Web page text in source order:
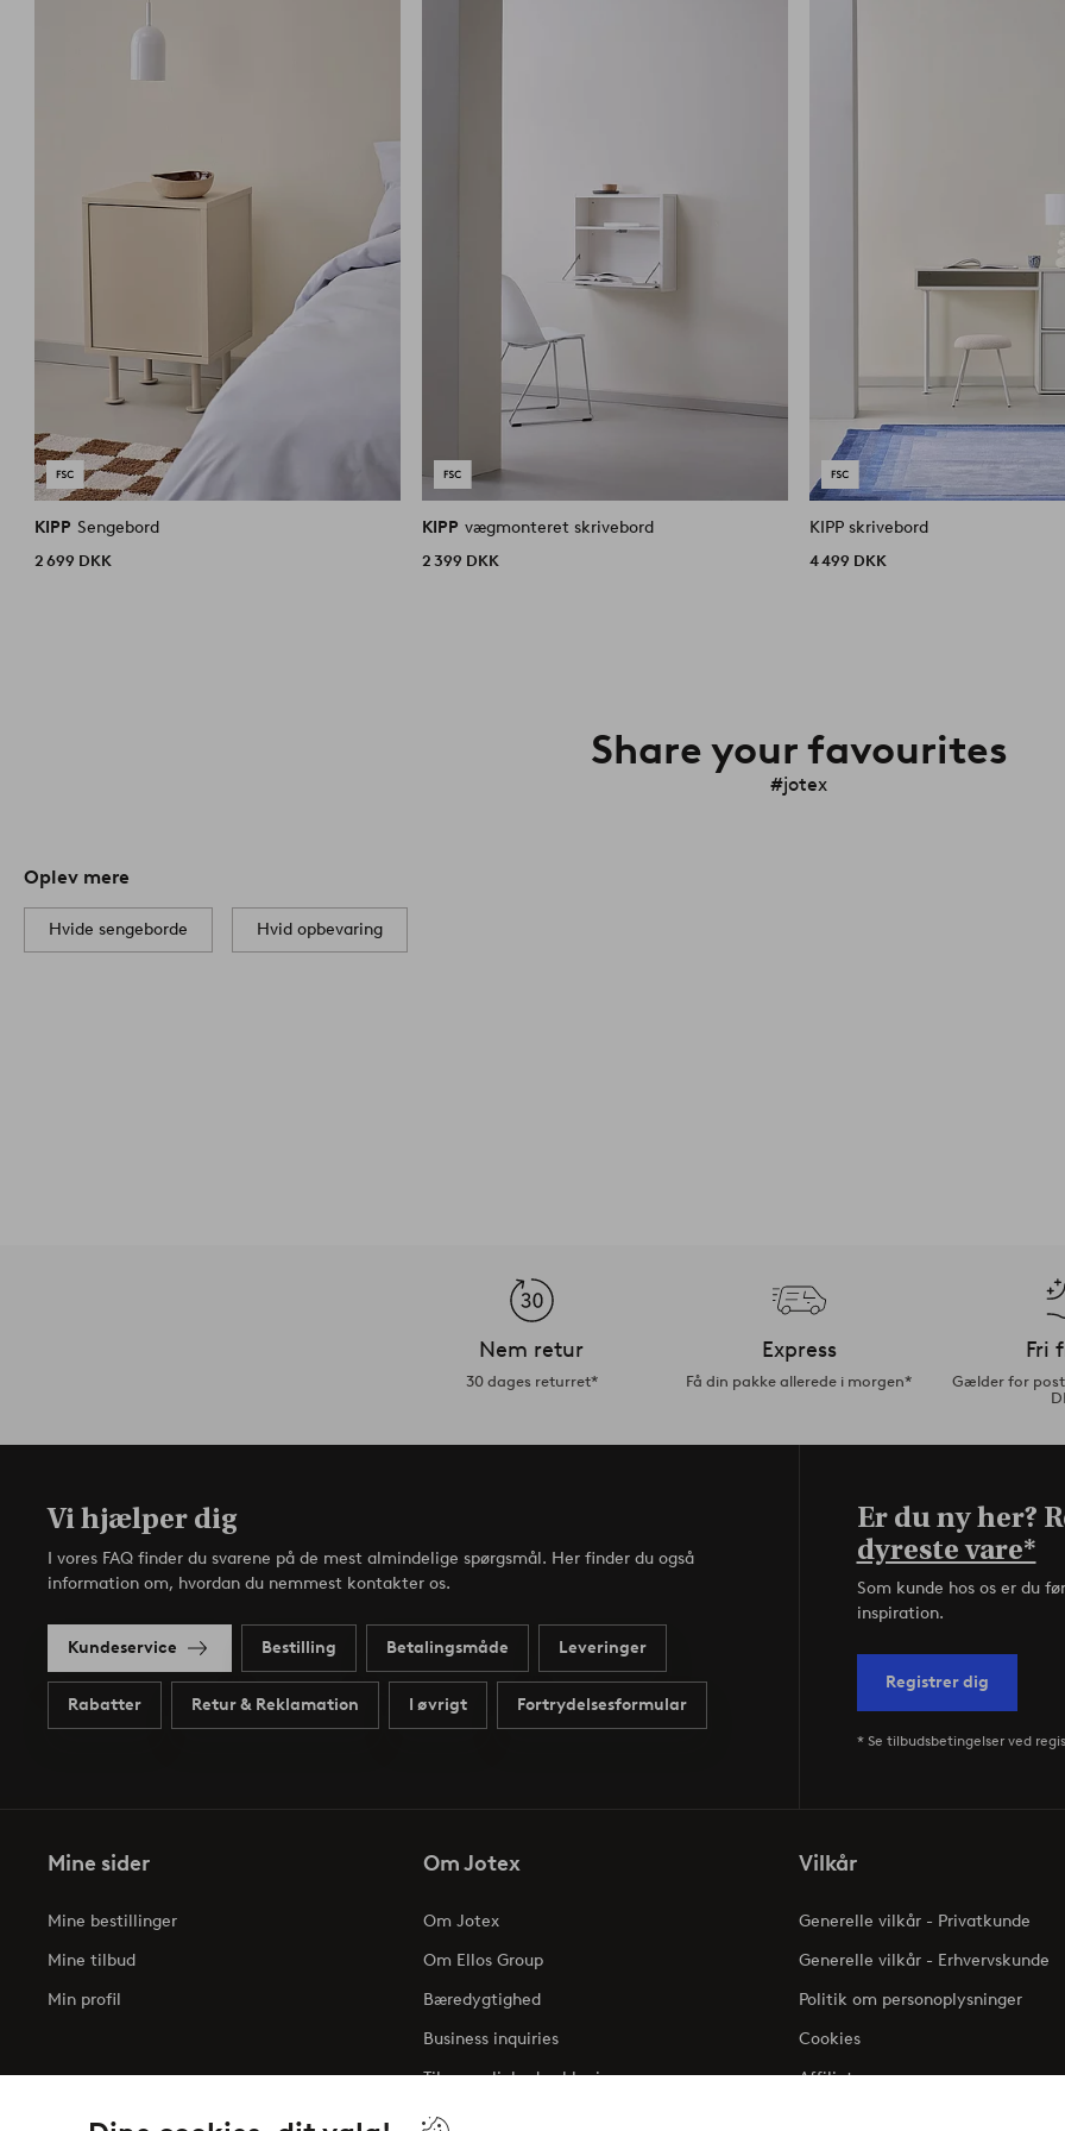
KIPP Sengebord
2 699 DKK
KIPP vægmonteret skrivebord
2 399 DKK
KIPP skrivebord
4 499 DKK
Share your favourites
#jotex
Oplev mere
Hvide sengeborde Hvid opbevaring
Nem retur
30 dages returret*
Express
Få din pakke allerede i morgen*
Fri
Gælder for
Vi hjælper dig
I vores FAQ finder du svarene på de mest almindelige spørgsmål. Her finder du også
information om, hvordan du nemmest kontakter os.
Kundeservice Bestilling Betalingsmåde Leveringer
Rabatter Retur & Reklamation I øvrigt Fortrydelsesformular
Er du ny her?
dyreste vare*
Som kunde hos os er du
inspiration.
Registrer dig
* Se tilbudsbetingelser ved
Mine sider
Mine bestillinger
Mine tilbud
Min profil
Om Jotex
Om Jotex
Om Ellos Group
Bæredygtighed
Business inquiries
Tilgængelighedserklæring
Vilkår
Generelle vilkår - Privatkunde
Generelle vilkår - Erhvervskunde
Politik om personoplysninger
Cookies
Affiliate